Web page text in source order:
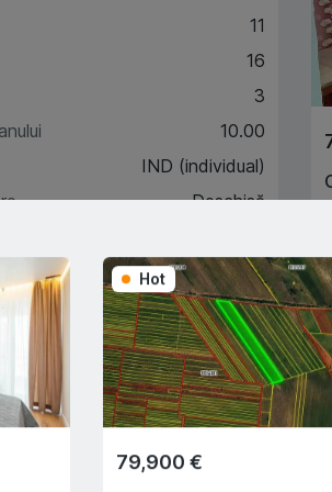
11
16
3
10.00
IND (individual)
Deschisă
Hot
79,900 €